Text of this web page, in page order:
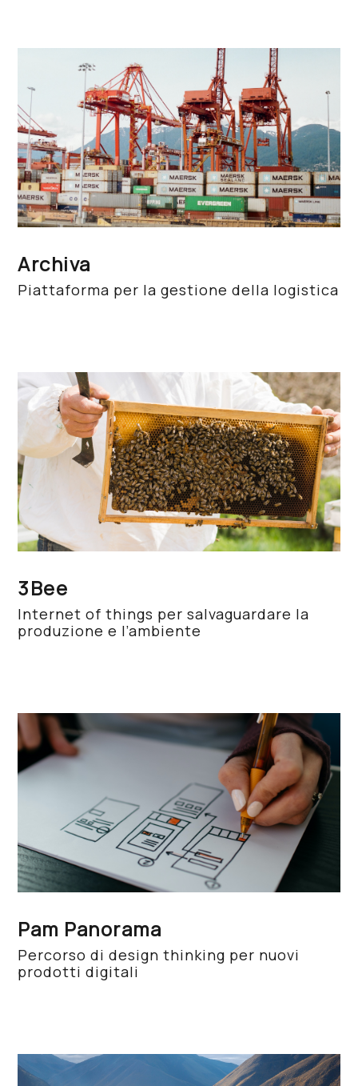
Archiva
Piattaforma per la gestione della logistica
3Bee
Internet of things per salvaguardare la
produzione e l’ambiente
Pam Panorama
Percorso di design thinking per nuovi
prodotti digitali